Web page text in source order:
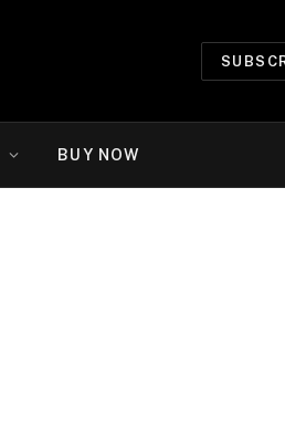
BUY NOW